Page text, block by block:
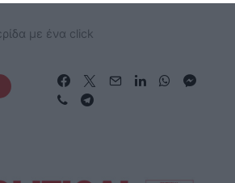
με ένα click